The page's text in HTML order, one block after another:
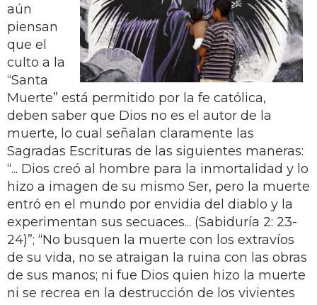
aún
piensan
que el
culto a la
“Santa
Muerte” está permitido por la fe católica,
deben saber que Dios no es el autor de la
muerte, lo cual señalan claramente las
Sagradas Escrituras de las siguientes maneras:
“... Dios creó al hombre para la inmortalidad y lo
hizo a imagen de su mismo Ser, pero la muerte
entró en el mundo por envidia del diablo y la
experimentan sus secuaces... (Sabiduría 2: 23-
24)”; “No busquen la muerte con los extravíos
de su vida, no se atraigan la ruina con las obras
de sus manos; ni fue Dios quien hizo la muerte
ni se recrea en la destrucción de los vivientes